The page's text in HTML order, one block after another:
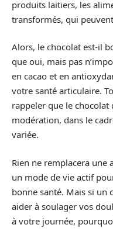
produits laitiers, les
transformés, qui
Alors, le chocolat est-il
que oui, mais pas
en cacao et en
votre santé articulaire.
rappeler que le
modération, dans le
variée.
Rien ne remplacera
un mode de vie actif
bonne santé. Mais si un
aider à soulager vos
à votre journée,